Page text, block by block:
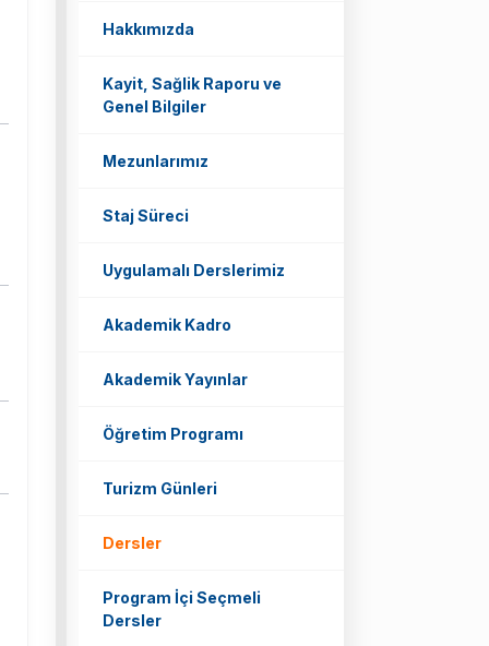
Hakkımızda
Kayit, Sağlik Raporu ve
Genel Bilgiler
Mezunlarımız
Staj Süreci
Uygulamalı Derslerimiz
Akademik Kadro
Akademik Yayınlar
Öğretim Programı
Turizm Günleri
Dersler
Program İçi Seçmeli
Dersler